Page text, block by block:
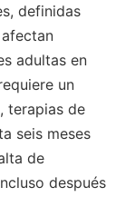
definidas
adultas en
un
terapias de
seis meses
de
después